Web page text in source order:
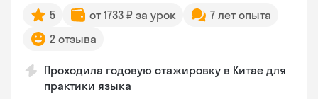
5 от 1733 ₽ за урок
7 лет опыта
2 отзыва
Проходила годовую стажировку в Китае для
практики языка